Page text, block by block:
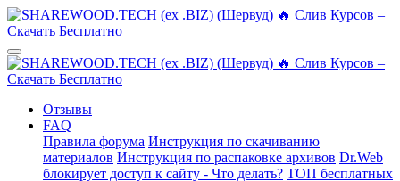
Отзывы
FAQ
Правила форума Инструкция по скачиванию
материалов Инструкция по распаковке архивов Dr.Web
блокирует доступ к сайту - Что делать? ТОП бесплатных